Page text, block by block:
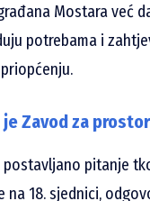
Mostara već
potrebama i
Zavod za
postavljano pitanje
na 18. sjednici,